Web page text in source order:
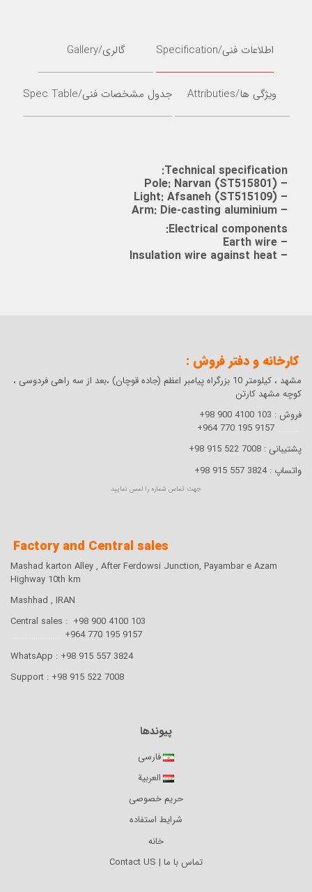
اطلاعات فنی/Specification گالری/Gallery
ویژگی ها/Attributies جدول مشخصات فنی/Spec Table
Technical specification:
– Pole: Narvan (ST515801)
– Light: Afsaneh (ST515109)
– Arm: Die-casting aluminium
Electrical components:
– Earth wire
– Insulation wire against heat
کارخانه و دفتر فروش :
مشهد ، کیلومتر 10 بزرگراه پیامبر اعظم (جاده قوچان) ،بعد از سه راهی فردوسی ،
کوچه مشهد کارتن
فروش : 103 4100 900 98+
9157 195 770 964+
پشتیبانی : 7008 522 915 98+
واتساپ :3824 557 915 98+
جهت تماس شماره را لمس نمایید
Factory and Central sales
Mashad karton Alley , After Ferdowsi Junction, Payambar e Azam
Highway 10th km
Mashhad , IRAN
Central sales : +98 900 4100 103
9157 195 770 964+
WhatsApp : +98 915 557 3824
Support : +98 915 522 7008
پیوندها
فارسی
العربية
حریم خصوصی
شرایط استفاده
خانه
تماس با ما | Contact US